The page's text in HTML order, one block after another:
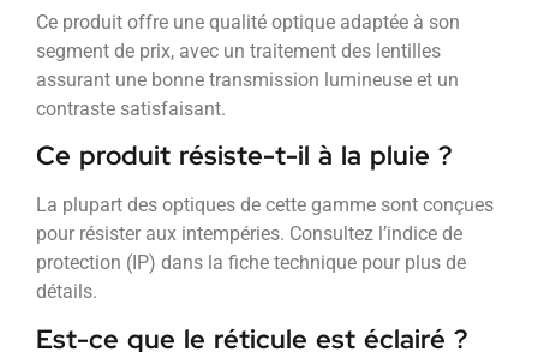
Ce produit offre une qualité optique adaptée à son
segment de prix, avec un traitement des lentilles
assurant une bonne transmission lumineuse et un
contraste satisfaisant.
Ce produit résiste-t-il à la pluie ?
La plupart des optiques de cette gamme sont conçues
pour résister aux intempéries. Consultez l’indice de
protection (IP) dans la fiche technique pour plus de
détails.
Est-ce que le réticule est éclairé ?